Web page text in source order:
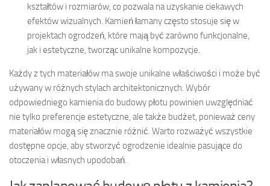
kształtów i rozmiarów, co pozwala na uzyskanie ciekawych
efektów wizualnych. Kamień łamany często stosuje się w
projektach ogrodzeń, które mają być zarówno funkcjonalne,
jak i estetyczne, tworząc unikalne kompozycje.
Każdy z tych materiałów ma swoje unikalne właściwości i może być
używany w różnych stylach architektonicznych. Wybór
odpowiedniego kamienia do budowy płotu powinien uwzględniać
nie tylko preferencje estetyczne, ale także budżet, ponieważ ceny
materiałów mogą się znacznie różnić. Warto rozważyć wszystkie
dostępne opcje, aby stworzyć ogrodzenie idealnie pasujące do
otoczenia i własnych upodobań.